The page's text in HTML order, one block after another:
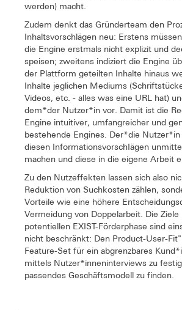
werden) macht.
Zudem denkt das Gründerteam den
Inhaltsvorschlägen neu: Erstens
die Engine erstmals nicht explizit und
speisen; zweitens indiziert die Engine
der Plattform geteilten Inhalte hinaus
Inhalte jeglichen Mediums
Videos, etc. - alles was eine URL hat)
dem*der Nutzer*in vor. Damit ist die
Engine intuitiver, umfangreicher und
bestehende Engines. Der*die Nutzer*in
diesen InformationsvorschIägen
machen und diese in die eigene Arbeit
Zu den Nutzeffekten lassen sich also
Reduktion von Suchkosten zählen,
Vorteile wie eine höhere
Vermeidung von Doppelarbeit. Die
potentiellen EXIST-Förderphase sind
nicht beschränkt: Den Product-User-
Feature-Set für ein abgrenzbares
mittels Nutzer*inneninterviews zu
passendes Geschäftsmodell zu finden.